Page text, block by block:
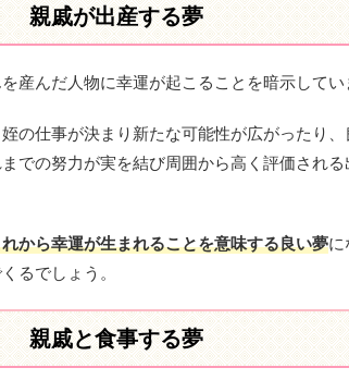
親戚が出産する夢
産んだ人物に幸運が起こることを暗示してい
の仕事が決まり新たな可能性が広がったり
での努力が実を結び周囲から高く評価され
から幸運が生まれることを意味する良い夢に
るでしょう。
親戚と食事する夢